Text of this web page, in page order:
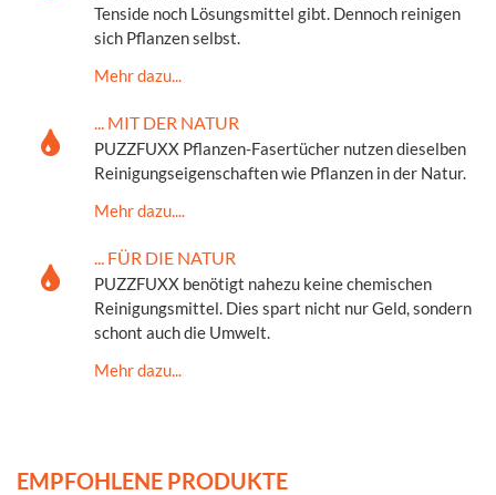
Tenside noch Lösungsmittel gibt. Dennoch reinigen
sich Pflanzen selbst.
Mehr dazu...
... MIT DER NATUR
PUZZFUXX Pflanzen-Fasertücher nutzen dieselben
Reinigungseigenschaften wie Pflanzen in der Natur.
Mehr dazu....
... FÜR DIE NATUR
PUZZFUXX benötigt nahezu keine chemischen
Reinigungsmittel. Dies spart nicht nur Geld, sondern
schont auch die Umwelt.
Mehr dazu...
EMPFOHLENE PRODUKTE